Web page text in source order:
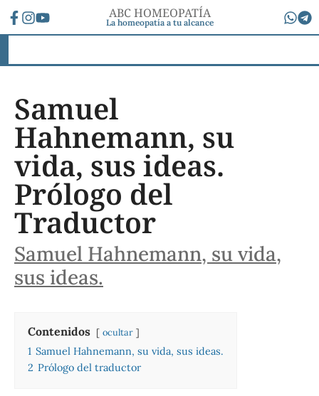
ABC HOMEOPATÍA
La homeopatía a tu alcance
Samuel
Hahnemann, su
vida, sus ideas.
Prólogo del
Traductor
Samuel Hahnemann, su vida,
sus ideas.
Contenidos ocultar
1 Samuel Hahnemann, su vida, sus ideas.
2 Prólogo del traductor